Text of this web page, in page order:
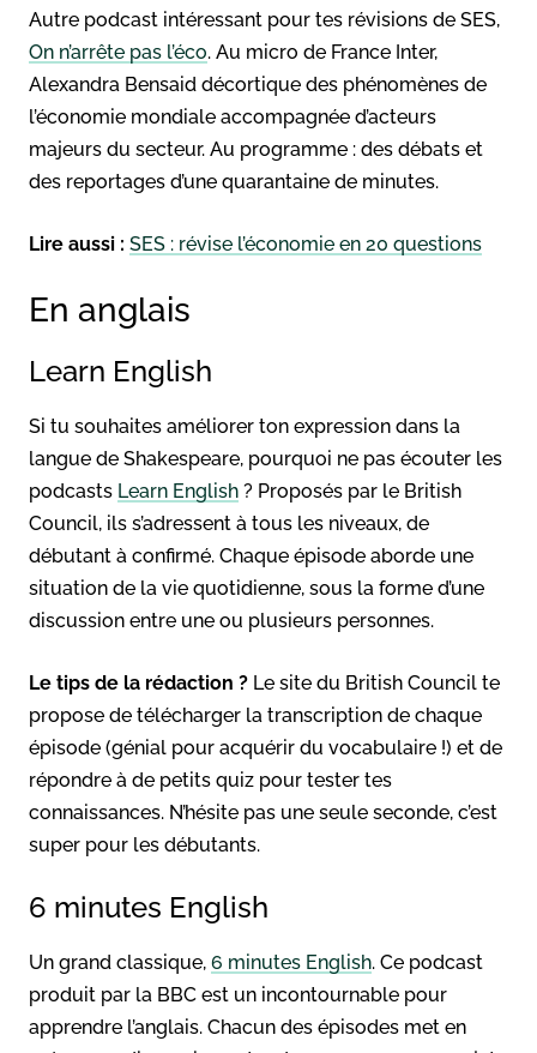
Autre podcast intéressant pour tes révisions de SES,
On n’arrête pas l’éco. Au micro de France Inter,
Alexandra Bensaid décortique des phénomènes de
l’économie mondiale accompagnée d’acteurs
majeurs du secteur. Au programme : des débats et
des reportages d’une quarantaine de minutes.
Lire aussi : SES : révise l’économie en 20 questions
En anglais
Learn English
Si tu souhaites améliorer ton expression dans la
langue de Shakespeare, pourquoi ne pas écouter les
podcasts Learn English ? Proposés par le British
Council, ils s’adressent à tous les niveaux, de
débutant à confirmé. Chaque épisode aborde une
situation de la vie quotidienne, sous la forme d’une
discussion entre une ou plusieurs personnes.
Le tips de la rédaction ? Le site du British Council te
propose de télécharger la transcription de chaque
épisode (génial pour acquérir du vocabulaire !) et de
répondre à de petits quiz pour tester tes
connaissances. N’hésite pas une seule seconde, c’est
super pour les débutants.
6 minutes English
Un grand classique, 6 minutes English. Ce podcast
produit par la BBC est un incontournable pour
apprendre l’anglais. Chacun des épisodes met en